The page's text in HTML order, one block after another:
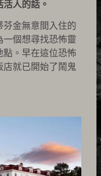
人的話。
金無意間入住的
個想尋找恐怖靈
點。早在這位恐怖
店就已開始了鬧鬼